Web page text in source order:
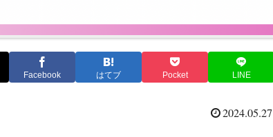
Facebook はてブ Pocket LINE
2024.05.27